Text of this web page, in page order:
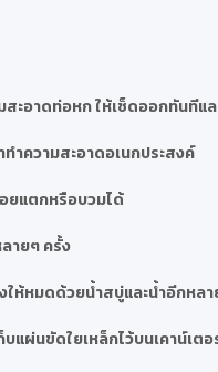
ะอาดท่อหก ให้เช็ดออกทันทีแ
ำความสะอาดอเนกประสงค์
ยแตกหรือบวมได้
ายๆ ครั้ง
ให้หมดด้วยน้ำสบู่และน้ำอีกหล
ผ่นขัดใยเหล็กไว้บนเคาน์เตอ